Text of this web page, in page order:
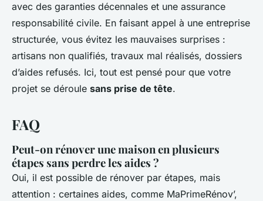
avec des garanties décennales et une assurance
responsabilité civile. En faisant appel à une entreprise
structurée, vous évitez les mauvaises surprises :
artisans non qualifiés, travaux mal réalisés, dossiers
d’aides refusés. Ici, tout est pensé pour que votre
projet se déroule sans prise de tête.
FAQ
Peut-on rénover une maison en plusieurs
étapes sans perdre les aides ?
Oui, il est possible de rénover par étapes, mais
attention : certaines aides, comme MaPrimeRénov’,